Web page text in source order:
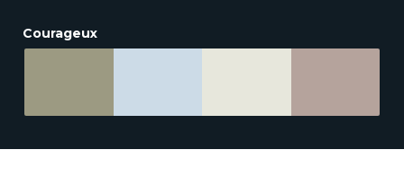
Courageux